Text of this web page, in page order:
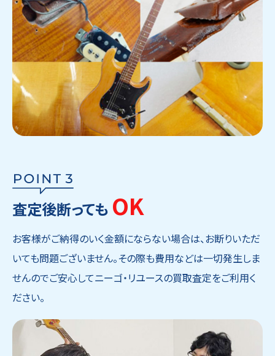
査定後断っても OK
お客様がご納得のいく金額にならない場合は、お断りいただ
いても問題ございません。その際も費用などは一切発生しま
せんのでご安心してニーゴ・リユースの買取査定をご利用く
ださい。